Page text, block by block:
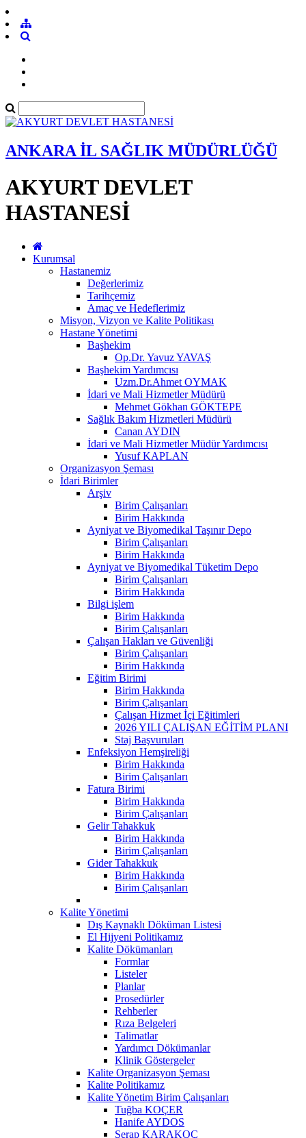
ANKARA İL SAĞLIK MÜDÜRLÜĞÜ
AKYURT DEVLET
HASTANESİ
Kurumsal
Hastanemiz
Değerlerimiz
Tarihçemiz
Amaç ve Hedeflerimiz
Misyon, Vizyon ve Kalite Politikası
Hastane Yönetimi
Başhekim
Op.Dr. Yavuz YAVAŞ
Başhekim Yardımcısı
Uzm.Dr.Ahmet OYMAK
İdari ve Mali Hizmetler Müdürü
Mehmet Gökhan GÖKTEPE
Sağlık Bakım Hizmetleri Müdürü
Canan AYDIN
İdari ve Mali Hizmetler Müdür Yardımcısı
Yusuf KAPLAN
Organizasyon Şeması
İdari Birimler
Arşiv
Birim Çalışanları
Birim Hakkında
Ayniyat ve Biyomedikal Taşınır Depo
Birim Çalışanları
Birim Hakkında
Ayniyat ve Biyomedikal Tüketim Depo
Birim Çalışanları
Birim Hakkında
Bilgi işlem
Birim Hakkında
Birim Çalışanları
Çalışan Hakları ve Güvenliği
Birim Çalışanları
Birim Hakkında
Eğitim Birimi
Birim Hakkında
Birim Çalışanları
Çalışan Hizmet İçi Eğitimleri
2026 YILI ÇALIŞAN EĞİTİM PLANI
Staj Başvuruları
Enfeksiyon Hemşireliği
Birim Hakkında
Birim Çalışanları
Fatura Birimi
Birim Hakkında
Birim Çalışanları
Gelir Tahakkuk
Birim Hakkında
Birim Çalışanları
Gider Tahakkuk
Birim Hakkında
Birim Çalışanları
Kalite Yönetimi
Dış Kaynaklı Döküman Listesi
El Hijyeni Politikamız
Kalite Dökümanları
Formlar
Listeler
Planlar
Prosedürler
Rehberler
Rıza Belgeleri
Talimatlar
Yardımcı Dökümanlar
Klinik Göstergeler
Kalite Organizasyon Şeması
Kalite Politikamız
Kalite Yönetim Birim Çalışanları
Tuğba KOÇER
Hanife AYDOS
Serap KARAKOÇ